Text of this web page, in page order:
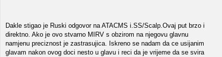
Dakle stigao je Ruski odgovor na ATACMS i.SS/Scalp.Ovaj put brzo i
direktno. Ako je ovo stvarno MIRV s obzirom na njegovu glavnu
namjenu preciznost je zastrasujica. Iskreno se nadam da ce usijanim
glavam nakon ovog doci nesto u glavu i reci da je vrijeme da se svira